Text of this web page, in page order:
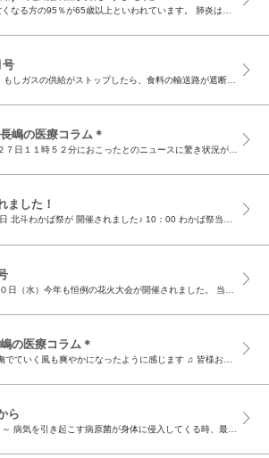
号
嶋の医療コラム＊
≪御嶽山の水蒸気爆発≫９月２７日１１時５２分におこったとのニュースに驚き状況が明確に伝えられてくるにつれ、思いもよらない大惨事となっていきました。 １０月６日『浜松へ台風１８号が上陸するなんて...
ました！
平成26年9月28日 晴天の日曜日 北斗わかば祭が 開催されました♪ 10：00 わかば祭当日。 澄み切った青空が広がりました！テントを張って、職員は準備を着々と進めています。 11：30 フ...
の医療コラム＊
ら